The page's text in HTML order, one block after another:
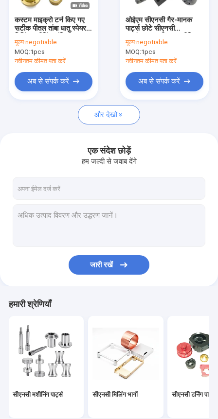
संपर्क करें
समाचार
एक उद्धरण की विनती करे
सीएनसी मशीनिंग पार्ट्स
लेजर कटिंग पार्ट्स
सीएनसी मशीनिंग वॉच पार्ट्स
सीएनसी प्लास्टिक भागों
सीएनसी लकड़ी के हिस्से
सिलेंडर गियर
कस्टम माइक्रो टर्न किए गए
सटीक पीतल तांबा धातु स्पेयर
सीएनसी मशीनिंग सेवाएं
मूल्य:negotiable
MOQ:1pcs
नवीनतम कीमत पता करें
अब से संपर्क करें
ओईएम सीएनसी गैर-मानक
पार्ट्स छोटे सीएनसी
मिलिंग और टर्निंग मशीनिंग सेवा
मूल्य:negotiable
MOQ:1pcs
नवीनतम कीमत पता करें
अब से संपर्क करें
और देखो
एक संदेश छोड़ें
हम जल्दी से जवाब देंगे
जारी रखें
हमारी श्रेणियाँ
सीएनसी मशीनिंग पार्ट्स सीएनसी मिलिंग भागों सीएनसी टर्निंग पार्ट्स